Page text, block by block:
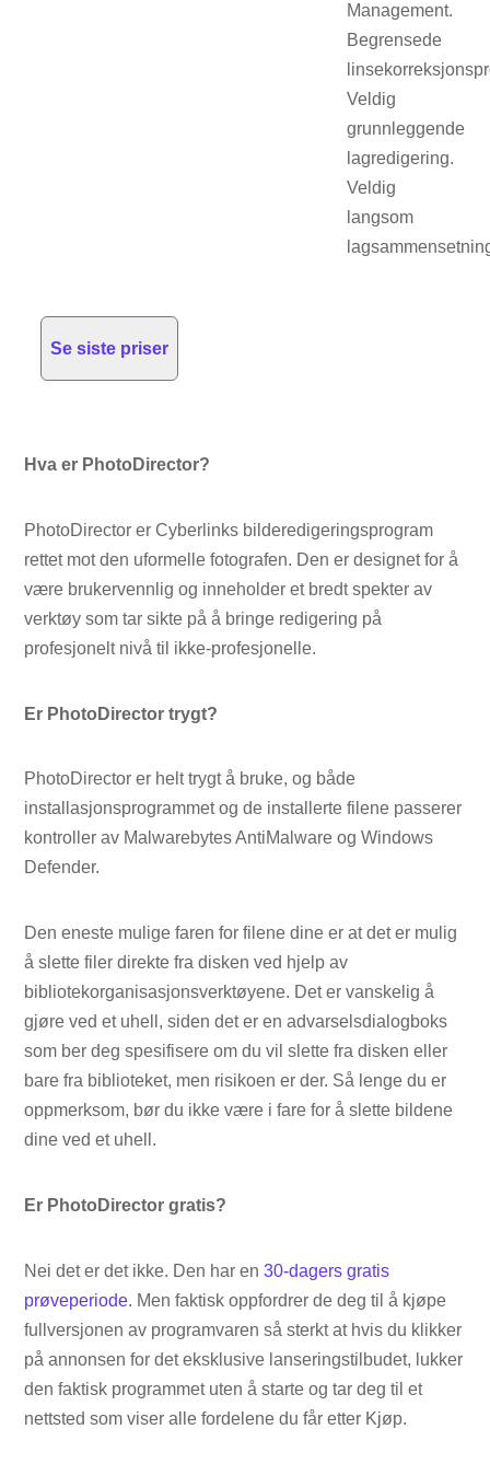
Management.
Begrensede
Veldig
grunnleggende
lagredigering.
Veldig
langsom
Se siste priser
Hva er PhotoDirector?
PhotoDirector er Cyberlinks bilderedigeringsprogram
rettet mot den uformelle fotografen. Den er designet for å
være brukervennlig og inneholder et bredt spekter av
verktøy som tar sikte på å bringe redigering på
profesjonelt nivå til ikke-profesjonelle.
Er PhotoDirector trygt?
PhotoDirector er helt trygt å bruke, og både
installasjonsprogrammet og de installerte filene passerer
kontroller av Malwarebytes AntiMalware og Windows
Defender.
Den eneste mulige faren for filene dine er at det er mulig
å slette filer direkte fra disken ved hjelp av
bibliotekorganisasjonsverktøyene. Det er vanskelig å
gjøre ved et uhell, siden det er en advarselsdialogboks
som ber deg spesifisere om du vil slette fra disken eller
bare fra biblioteket, men risikoen er der. Så lenge du er
oppmerksom, bør du ikke være i fare for å slette bildene
dine ved et uhell.
Er PhotoDirector gratis?
Nei det er det ikke. Den har en30-dagers gratis
prøveperiode. Men faktisk oppfordrer de deg til å kjøpe
fullversjonen av programvaren så sterkt at hvis du klikker
på annonsen for det eksklusive lanseringstilbudet, lukker
den faktisk programmet uten å starte og tar deg til et
nettsted som viser alle fordelene du får etter Kjøp.